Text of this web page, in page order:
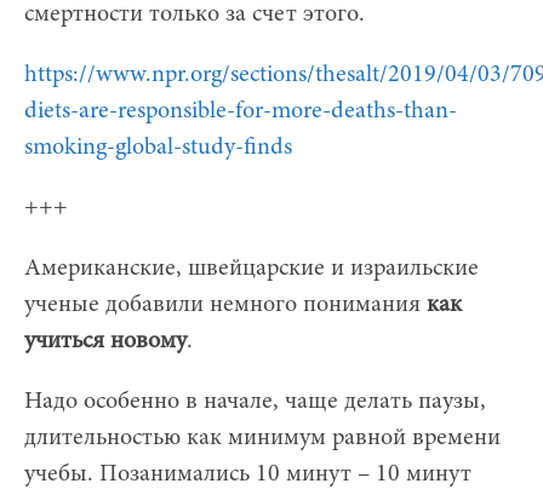
смертности только за счет этого.
https://www.npr.org/sections/thesalt/2019/04/03/
diets-are-responsible-for-more-deaths-than-
smoking-global-study-finds
+++
Американские, швейцарские и израильские
ученые добавили немного понимания как
учиться новому.
Надо особенно в начале, чаще делать паузы,
длительностью как минимум равной времени
учебы. Позанимались 10 минут – 10 минут